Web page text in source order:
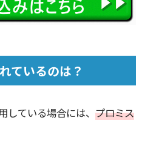
ているのは？
している場合には、 プロミス